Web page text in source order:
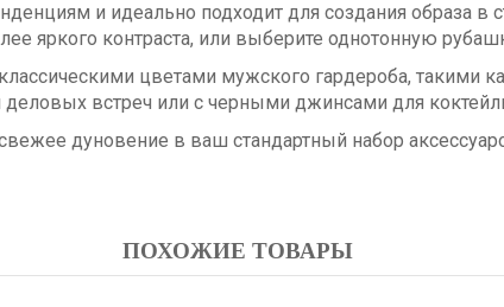
и идеально подходит для создания образа в
яркого контраста, или выберите однотонную
классическими цветами мужского гардероба,
встреч или с черными джинсами для
дуновение в ваш стандартный набор
ПОХОЖИЕ ТОВАРЫ